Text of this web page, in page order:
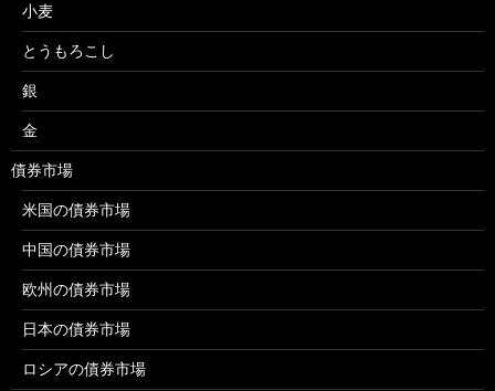
小麦
とうもろこし
銀
金
債券市場
米国の債券市場
中国の債券市場
欧州の債券市場
日本の債券市場
ロシアの債券市場